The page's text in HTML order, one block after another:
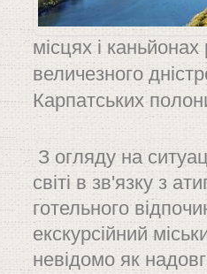
місцях і
величезного
Карпатських
З огляду на
світі в зв'язку з
готельного
екскурсійний
невідомо як